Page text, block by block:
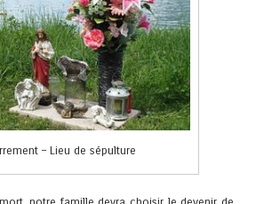
– Lieu de sépulture